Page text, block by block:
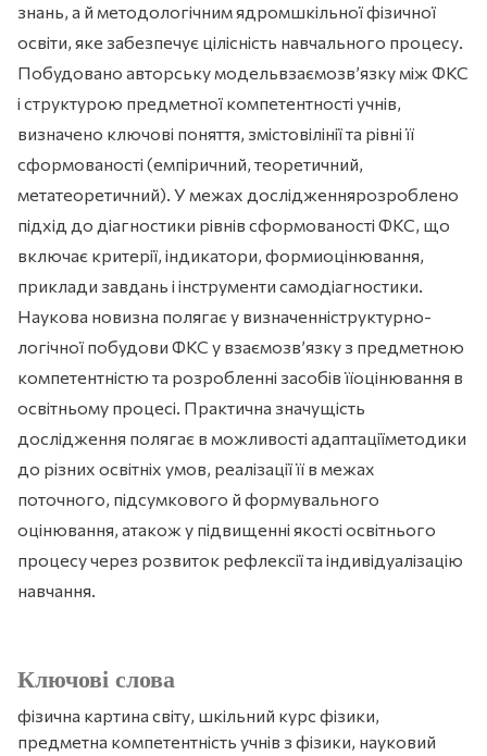
Ключові слова
фізична картина світу, шкільний курс фізики,
предметна компетентність учнів з фізики, науковий
знань, а й методологічним ядромшкільної фізичної
освіти, яке забезпечує цілісність навчального процесу.
Побудовано авторську модельвзаємозв’язку між ФКС
і структурою предметної компетентності учнів,
визначено ключові поняття, змістовілінії та рівні її
сформованості (емпіричний, теоретичний,
метатеоретичний). У межах дослідженнярозроблено
підхід до діагностики рівнів сформованості ФКС, що
включає критерії, індикатори, формиоцінювання,
приклади завдань і інструменти самодіагностики.
Наукова новизна полягає у визначенніструктурно-
логічної побудови ФКС у взаємозв’язку з предметною
компетентністю та розробленні засобів їїоцінювання в
освітньому процесі. Практична значущість
дослідження полягає в можливості адаптаціїметодики
до різних освітніх умов, реалізації її в межах
поточного, підсумкового й формувального
оцінювання, атакож у підвищенні якості освітнього
процесу через розвиток рефлексії та індивідуалізацію
навчання.